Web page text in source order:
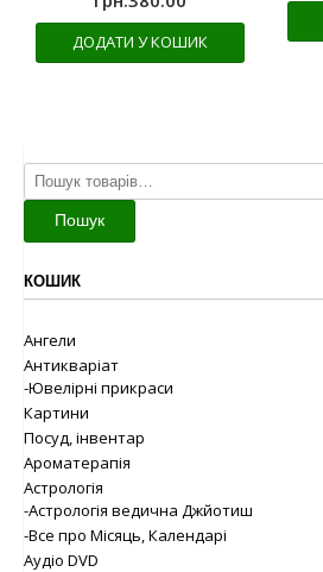
ДОДАТИ У КОШИК
Шукати:
Пошук
КОШИК
Ангели
Антикваріат
-Ювелірні прикраси
Картини
Посуд, інвентар
Ароматерапія
Астрологія
-Астрологія ведична Джйотиш
-Все про Місяць, Календарі
Аудіо DVD